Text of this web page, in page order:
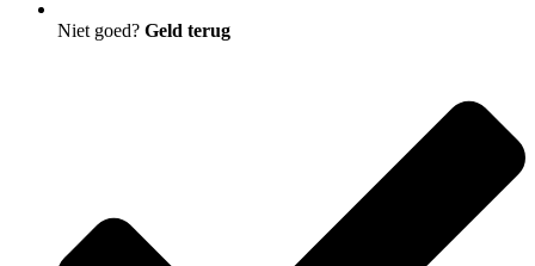
Niet goed? Geld terug